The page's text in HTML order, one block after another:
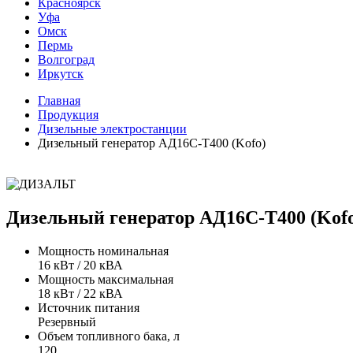
Красноярск
Уфа
Омск
Пермь
Волгоград
Иркутск
Главная
Продукция
Дизельные электростанции
Дизельный генератор АД16С-Т400 (Kofo)
Дизельный генератор АД16С-Т400
Мощность номинальная
16 кВт / 20 кВА
Мощность максимальная
18 кВт / 22 кВА
Источник питания
Резервный
Объем топливного бака, л
120